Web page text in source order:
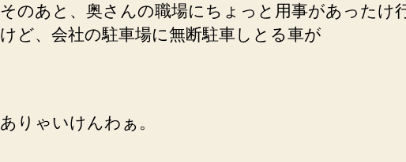
そのあと、奥さんの職場にちょっと用事があったけ
けど、会社の駐車場に無断駐車しとる車が
ありゃいけんわぁ。